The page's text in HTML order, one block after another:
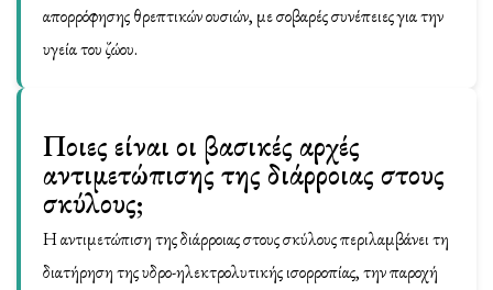
απορρόφησης θρεπτικών ουσιών, με σοβαρές συνέπειες για την
υγεία του ζώου.
Ποιες είναι οι βασικές αρχές
αντιμετώπισης της διάρροιας στους
σκύλους;
Η αντιμετώπιση της διάρροιας στους σκύλους περιλαμβάνει τη
διατήρηση της υδρο-ηλεκτρολυτικής ισορροπίας, την παροχή